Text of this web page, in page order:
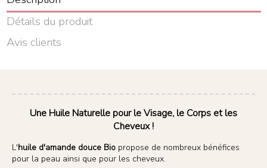
Détails du produit
Avis clients
Une Huile Naturelle pour le Visage, le Corps et les
Cheveux !
L'huile d'amande douce Bio propose de nombreux bénéfices
pour la peau ainsi que pour les cheveux.